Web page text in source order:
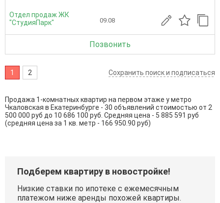
Отдел продаж ЖК
"СтудияПарк"
09.08
Позвонить
1 2 Сохранить поиск и подписаться
Продажа 1-комнатных квартир на первом этаже у метро
Чкаловская в Екатеринбурге - 30 объявлений стоимостью от 2
500 000 руб до 10 686 100 руб. Средняя цена - 5 885 591 руб
(средняя цена за 1 кв. метр - 166 950.90 руб)
Подберем квартиру в новостройке!
Низкие ставки по ипотеке с ежемесячным
платежом ниже аренды похожей квартиры.